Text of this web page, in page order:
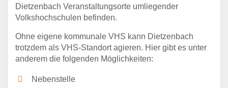
Dietzenbach Veranstaltungsorte umliegender
Volkshochschulen befinden.
Ohne eigene kommunale VHS kann Dietzenbach
trotzdem als VHS-Standort agieren. Hier gibt es unter
anderem die folgenden Möglichkeiten:
Nebenstelle